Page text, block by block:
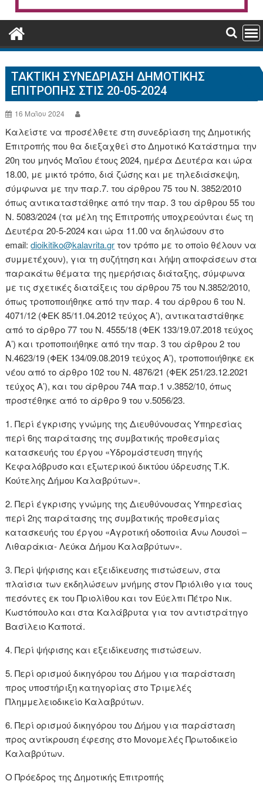
ΤΑΚΤΙΚΉ ΣΥΝΕΔΡΊΑΣΗ ΔΗΜΟΤΙΚΉΣ
ΕΠΙΤΡΟΠΉΣ ΣΤΙΣ 20-05-2024
16 Μαΐου 2024
Καλείστε να προσέλθετε στη συνεδρίαση της Δημοτικής
Επιτροπής που θα διεξαχθεί στο Δημοτικό Κατάστημα την
20η του μηνός Μαΐου έτους 2024, ημέρα Δευτέρα και ώρα
18.00, με μικτό τρόπο, διά ζώσης και με τηλεδιάσκεψη,
σύμφωνα με την παρ.7. του άρθρου 75 του Ν. 3852/2010
όπως αντικαταστάθηκε από την παρ. 3 του άρθρου 55 του
Ν. 5083/2024 (τα μέλη της Επιτροπής υποχρεούνται έως τη
Δευτέρα 20-5-2024 και ώρα 11.00 να δηλώσουν στο
email:dioikitiko@kalavrita.gr τον τρόπο με το οποίο θέλουν να
συμμετέχουν), για τη συζήτηση και λήψη αποφάσεων στα
παρακάτω θέματα της ημερήσιας διάταξης, σύμφωνα
με τις σχετικές διατάξεις του άρθρου 75 του Ν.3852/2010,
όπως τροποποιήθηκε από την παρ. 4 του άρθρου 6 του Ν.
4071/12 (ΦΕΚ 85/11.04.2012 τεύχος Α’), αντικαταστάθηκε
από το άρθρο 77 του N. 4555/18 (ΦΕΚ 133/19.07.2018 τεύχος
Α’) και τροποποιήθηκε από την παρ. 3 του άρθρου 2 του
Ν.4623/19 (ΦΕΚ 134/09.08.2019 τεύχος Α’), τροποποιήθηκε εκ
νέου από το άρθρο 102 του Ν. 4876/21 (ΦΕΚ 251/23.12.2021
τεύχος Α’), και του άρθρου 74Α παρ.1 ν.3852/10, όπως
προστέθηκε από το άρθρο 9 του ν.5056/23.
1. Περί έγκρισης γνώμης της Διευθύνουσας Υπηρεσίας
περί 6ης παράτασης της συμβατικής προθεσμίας
κατασκευής του έργου «Υδρομάστευση πηγής
Κεφαλόβρυσο και εξωτερικού δικτύου ύδρευσης Τ.Κ.
Κούτελης Δήμου Καλαβρύτων».
2. Περί έγκρισης γνώμης της Διευθύνουσας Υπηρεσίας
περί 2ης παράτασης της συμβατικής προθεσμίας
κατασκευής του έργου «Αγροτική οδοποιία Άνω Λουσοί –
Λιθαράκια- Λεύκα Δήμου Καλαβρύτων».
3. Περί ψήφισης και εξειδίκευσης πιστώσεων, στα
πλαίσια των εκδηλώσεων μνήμης στον Πριόλιθο για τους
πεσόντες εκ του Πριολίθου και τον Εύελπι Πέτρο Νικ.
Κωστόπουλο και στα Καλάβρυτα για τον αντιστράτηγο
Βασίλειο Καποτά.
4. Περί ψήφισης και εξειδίκευσης πιστώσεων.
5. Περί ορισμού δικηγόρου του Δήμου για παράσταση
προς υποστήριξη κατηγορίας στο Τριμελές
Πλημμελειοδικείο Καλαβρύτων.
6. Περί ορισμού δικηγόρου του Δήμου για παράσταση
προς αντίκρουση έφεσης στο Μονομελές Πρωτοδικείο
Καλαβρύτων.
Ο Πρόεδρος της Δημοτικής Επιτροπής